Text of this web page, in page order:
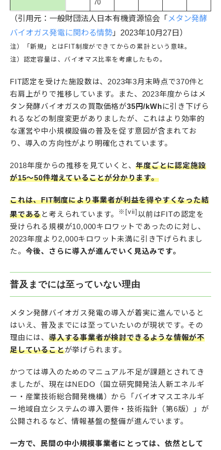
70
（引用元：一般財団法人日本有機資源協会「 メタン発酵
バイオガス発電に関わる情勢 」2023年10月27日）
注）「新規」とはFIT制度ができてからの累計という意味。
注）認定容量は、バイオマス比率を考慮したもの。
FIT認定を受けた施設数は、2023年3月末時点で370件と
右肩上がりで推移しています。また、2023年度からはメ
タン発酵バイオガスの買取価格が35円/kWhに引き下げら
れるなどの制度変更がありましたが、これはより効率的
な運営や中小規模設備の普及を促す意図が含まれてお
り、導入の方向性がより明確化されています。
2018年度からの推移を見ていくと、年度ごとに認定施設
が15～50件増えていることが分かります。
これは、FIT制度により事業者が利益を得やすくなった結
果であると考えられています。 ※[vii] 以前はFITの認定を
受けられる規模が10,000キロワットであったのに対し、
2023年度より2,000キロワット未満に引き下げられまし
た。 今後、さらに導入が進んでいく見込みです。
普及までには至っていない理由
メタン発酵バイオガス発電の導入が着実に進んでいると
はいえ、普及までには至っていたいのが現状です。その
理由には、 導入する事業者が検討できるような情報が不
足していることが挙げられます。
かつては導入のためのマニュアル不足が課題とされてき
ましたが、現在はNEDO（国立研究開発法人新エネルギ
ー・産業技術総合開発機構）から「バイオマスエネルギ
ー地域自立システムの導入要件・技術指針（第6版）」が
公開されるなど、情報基盤の整備が進んでいます。
一方で、民間の中小規模事業者にとっては、依然として